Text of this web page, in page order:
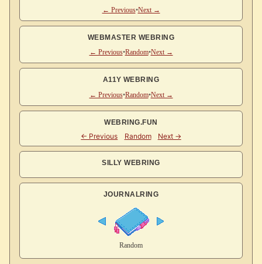
← Previous•Next →
WEBMASTER WEBRING
← Previous•Random•Next →
A11Y WEBRING
← Previous•Random•Next →
WEBRING.FUN
SILLY WEBRING
JOURNALRING